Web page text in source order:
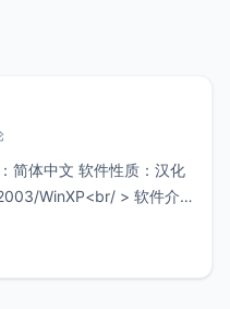
简体中文 软件性质：汉化
WinXP<br/ > 软件介
执行一次快速安装即可